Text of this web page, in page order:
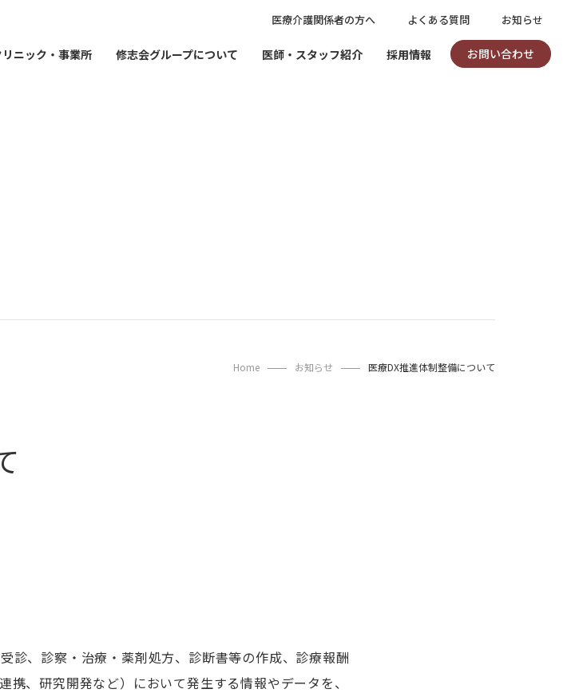
医療介護関係者の方へ よくある質問 お知らせ
リニック・事業所 修志会グループについて 医師・スタッフ紹介 採用情報 お問い合わせ
Home お知らせ 医療DX推進体制整備について
診、診察・治療・薬剤処方、診断書等の作成、診療報酬
、研究開発など）において発生する情報やデータを、